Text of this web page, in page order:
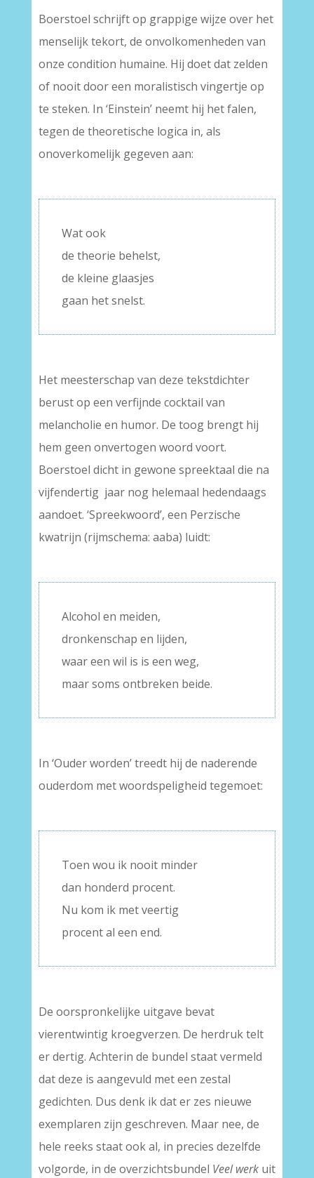
Boerstoel schrijft op grappige wijze over het
menselijk tekort, de onvolkomenheden van
onze condition humaine. Hij doet dat zelden
of nooit door een moralistisch vingertje op
te steken. In ‘Einstein’ neemt hij het falen,
tegen de theoretische logica in, als
onoverkomelijk gegeven aan:
Wat ook
de theorie behelst,
de kleine glaasjes
gaan het snelst.
Het meesterschap van deze tekstdichter
berust op een verfijnde cocktail van
melancholie en humor. De toog brengt hij
hem geen onvertogen woord voort.
Boerstoel dicht in gewone spreektaal die na
vijfendertig jaar nog helemaal hedendaags
aandoet. ‘Spreekwoord’, een Perzische
kwatrijn (rijmschema: aaba) luidt:
Alcohol en meiden,
dronkenschap en lijden,
waar een wil is is een weg,
maar soms ontbreken beide.
In ‘Ouder worden’ treedt hij de naderende
ouderdom met woordspeligheid tegemoet:
Toen wou ik nooit minder
dan honderd procent.
Nu kom ik met veertig
procent al een end.
De oorspronkelijke uitgave bevat
vierentwintig kroegverzen. De herdruk telt
er dertig. Achterin de bundel staat vermeld
dat deze is aangevuld met een zestal
gedichten. Dus denk ik dat er zes nieuwe
exemplaren zijn geschreven. Maar nee, de
hele reeks staat ook al, in precies dezelfde
volgorde, in de overzichtsbundel Veel werk uit